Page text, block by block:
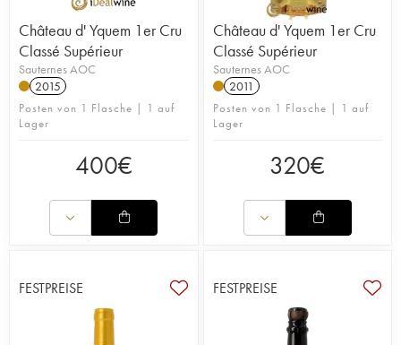
Château d' Yquem 1er Cru
Classé Supérieur
Sauternes AOC
2015
Posten von 1 Flasche | 1 auf
Lager
400€
Château d' Yquem 1er Cru
Classé Supérieur
Sauternes AOC
2011
Posten von 1 Flasche | 1 auf
Lager
320€
FESTPREISE FESTPREISE